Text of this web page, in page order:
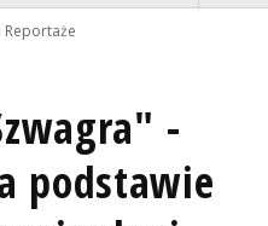
Reportaże
-
podstawie